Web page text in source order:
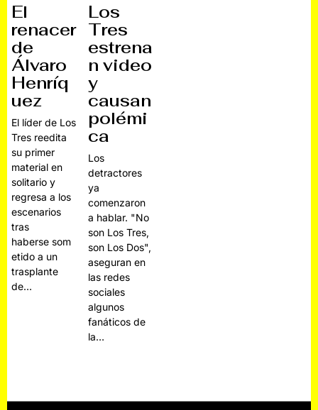
El
renacer
de
Álvaro
Henríq
uez
El líder de Los
Tres reedita
su primer
material en
solitario y
regresa a los
escenarios
tras
haberse som
etido a un
trasplante
de…
Los
Tres
estrena
n video
y
causan
polémi
ca
Los
detractores
ya
comenzaron
a hablar. "No
son Los Tres,
son Los Dos",
aseguran en
las redes
sociales
algunos
fanáticos de
la…